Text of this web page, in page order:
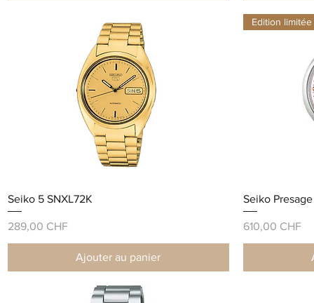
Seiko 5 SNXL72K
Prix
289,00 CHF
Ajouter au panier
Edition limitée
Seiko Presage
Prix
610,00 CHF